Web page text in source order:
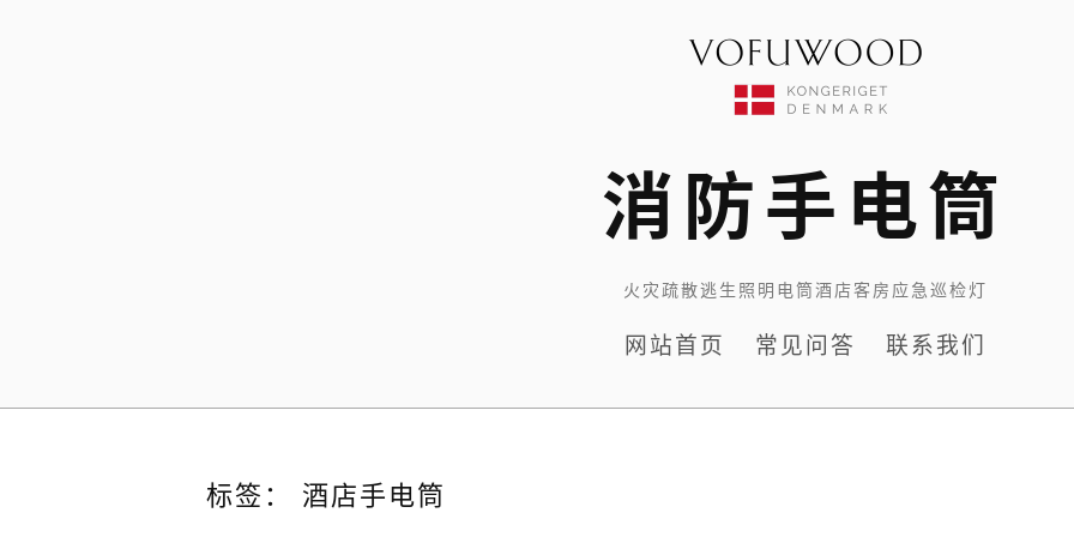
消防手电筒
火灾疏散逃生照明电筒酒店客房应急巡检灯
网站首页 常见问答 联系我们
标签： 酒店手电筒